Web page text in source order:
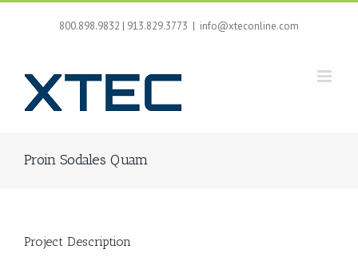
Skip
800.898.9832 | 913.829.3773 | info@xteconline.com
Proin Sodales Quam
Project Description